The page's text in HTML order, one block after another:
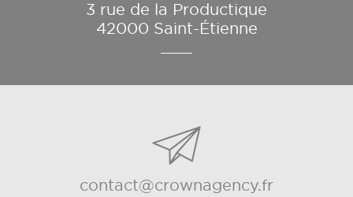
3 rue de la Productique
42000 Saint-Étienne
contact@crownagency.fr